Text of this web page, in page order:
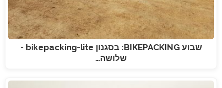
שבוע BIKEPACKING: בסגנון bikepacking-lite -
שלושה…